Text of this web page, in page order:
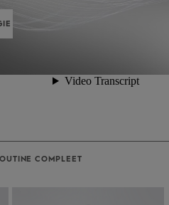
COMPLEET